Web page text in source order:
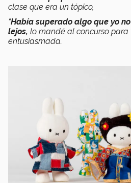
clase que era un tópico,
“Había superado algo que yo
lejos, lo mandé al concurso para
entusiasmada.